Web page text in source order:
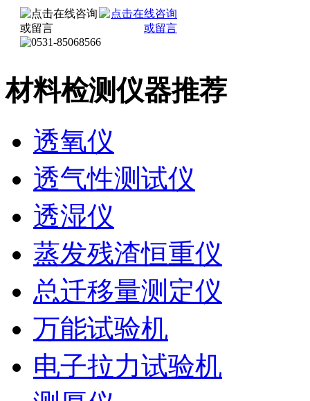
材料检测仪器推荐
透氧仪
透气性测试仪
透湿仪
蒸发残渣恒重仪
总迁移量测定仪
万能试验机
电子拉力试验机